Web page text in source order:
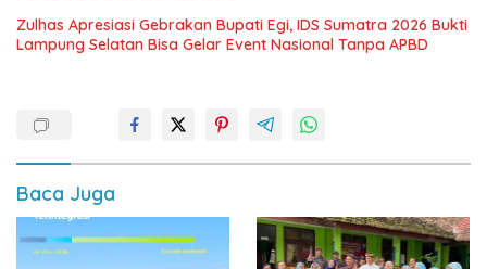
Zulhas Apresiasi Gebrakan Bupati Egi, IDS Sumatra 2026 Bukti
Lampung Selatan Bisa Gelar Event Nasional Tanpa APBD
Baca Juga